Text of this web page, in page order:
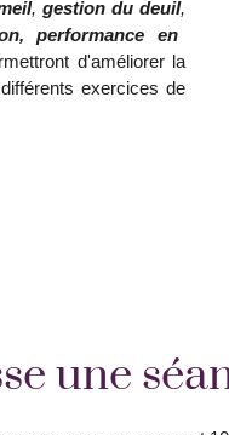
, gestion du deuil,
performance en
d'améliorer la
exercices de
une